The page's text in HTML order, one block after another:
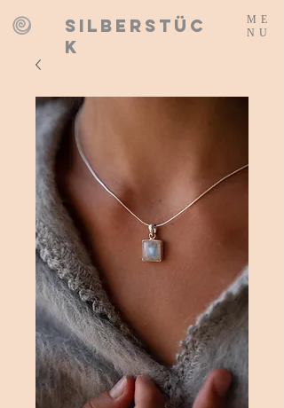
SILBERSTÜC
K
ME
NU